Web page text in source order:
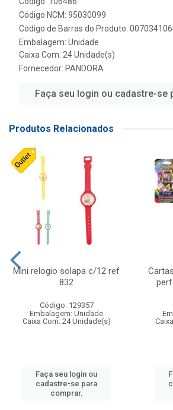
Código NCM: 95030099
Código de Barras do Produto:
Embalagem: Unidade
Caixa Com: 24 Unidade(s)
Fornecedor: PANDORA
Faça seu login ou cadastre-se
Produtos Relacionados
Mini relogio solapa c/12 ref
832
Código: 129357
Embalagem: Unidade
Caixa Com: 24 Unidade(s)
Faça seu login ou
cadastre-se para
comprar.